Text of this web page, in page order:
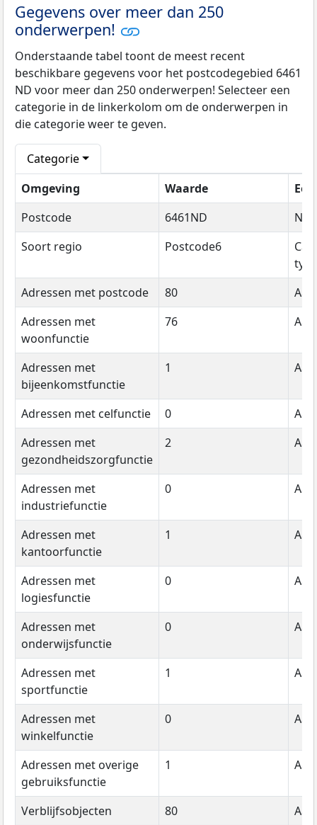
Gegevens over meer dan 250
onderwerpen!
Onderstaande tabel toont de meest recent
beschikbare gegevens voor het postcodegebied 6461
ND voor meer dan 250 onderwerpen! Selecteer een
categorie in de linkerkolom om de onderwerpen in
die categorie weer te geven.
Categorie
Omgeving
Waarde
Postcode
6461ND
Soort regio
Postcode6
type
Adressen met postcode
80
Adressen met
woonfunctie
76
Adressen met
bijeenkomstfunctie
1
Adressen met celfunctie 0
Adressen met
gezondheidszorgfunctie
2
Adressen met
industriefunctie
0
Adressen met
kantoorfunctie
1
Adressen met
logiesfunctie
0
Adressen met
onderwijsfunctie
0
Adressen met
sportfunctie
1
Adressen met
winkelfunctie
0
Adressen met overige
gebruiksfunctie
1
Verblijfsobjecten 80